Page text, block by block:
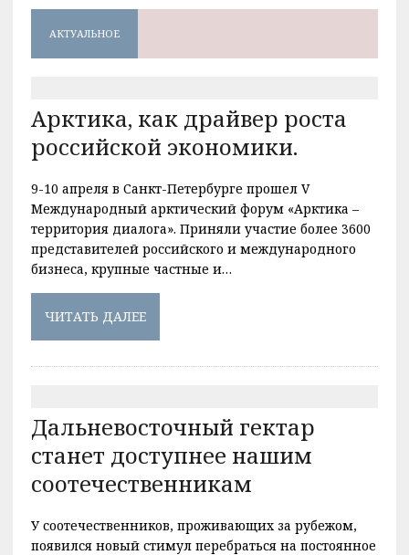
АКТУАЛЬНОЕ
Арктика, как драйвер роста
российской экономики.
9-10 апреля в Санкт-Петербурге прошел V
Международный арктический форум «Арктика –
территория диалога». Приняли участие более 3600
представителей российского и международного
бизнеса, крупные частные и…
ЧИТАТЬ ДАЛЕЕ
Дальневосточный гектар
станет доступнее нашим
соотечественникам
У соотечественников, проживающих за рубежом,
появился новый стимул перебраться на постоянное